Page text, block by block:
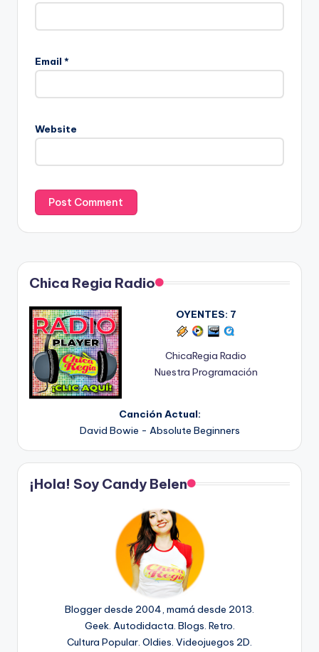
Email *
Website
Chica Regia Radio
OYENTES: 7
ChicaRegia Radio
Nuestra Programación
Canción Actual:
David Bowie - Absolute Beginners
¡Hola! Soy Candy Belen
Blogger desde 2004, mamá desde 2013.
Geek. Autodidacta. Blogs. Retro.
Cultura Popular. Oldies. Videojuegos 2D.